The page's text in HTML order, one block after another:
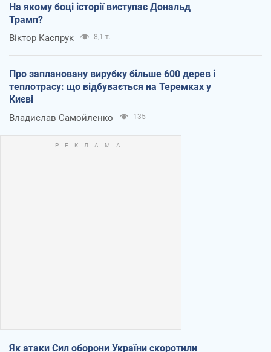
На якому боці історії виступає Дональд
Трамп?
Віктор Каспрук 8,1 т.
Про заплановану вирубку більше 600 дерев і
теплотрасу: що відбувається на Теремках у
Києві
Владислав Самойленко 135
Як атаки Сил оборони України скоротили